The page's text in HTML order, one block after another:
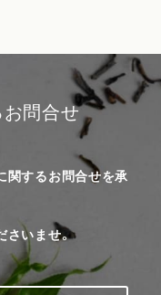
問合せ
関するお問合せを承
さいませ。